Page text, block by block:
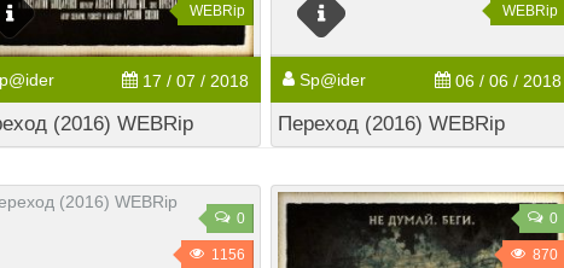
WEBRip
17 / 07 / 2018
(2016) WEBRip
WEBRip
Sp@ider 06 / 06 / 2018
Переход (2016) WEBRip
0
1156
0
870